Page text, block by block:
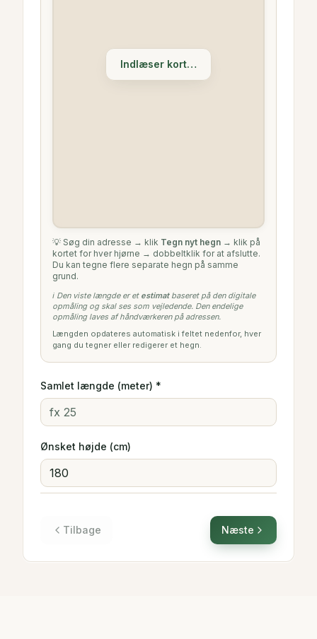
Indlæser kort…
💡 Søg din adresse → klik Tegn nyt hegn → klik på
kortet for hver hjørne → dobbeltklik for at afslutte.
Du kan tegne flere separate hegn på samme
grund.
ℹ️ Den viste længde er et estimatbaseret på den digitale
opmåling og skal ses som vejledende. Den endelige
opmåling laves af håndværkeren på adressen.
Længden opdateres automatisk i feltet nedenfor, hver
gang du tegner eller redigerer et hegn.
Samlet længde (meter) *
Ønsket højde (cm)
Tilbage Næste